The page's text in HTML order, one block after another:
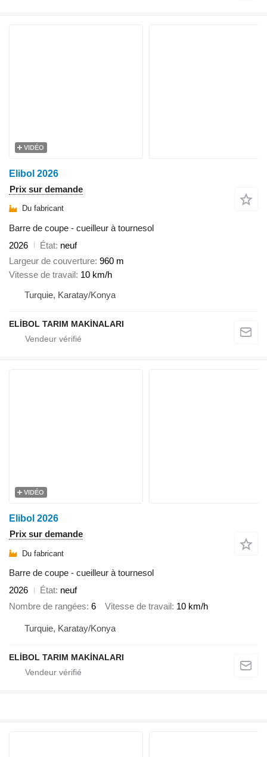
VIDÉO
Elibol 2026
Prix sur demande
Du fabricant
Barre de coupe - cueilleur à tournesol
2026
État neuf
Largeur de couverture 960 m
Vitesse de travail 10 km/h
Turquie, Karatay/Konya
ELİBOL TARIM MAKİNALARI
VIDÉO
Elibol 2026
Prix sur demande
Du fabricant
Barre de coupe - cueilleur à tournesol
2026
État neuf
Nombre de rangées 6 Vitesse de travail 10 km/h
Turquie, Karatay/Konya
ELİBOL TARIM MAKİNALARI